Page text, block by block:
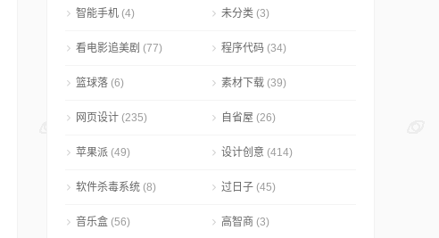
智能手机 (4) 未分类 (3)
看电影追美剧 (77) 程序代码 (34)
篮球落 (6) 素材下载 (39)
网页设计 (235) 自省屋 (26)
苹果派 (49) 设计创意 (414)
软件杀毒系统 (8) 过日子 (45)
音乐盒 (56) 高智商 (3)